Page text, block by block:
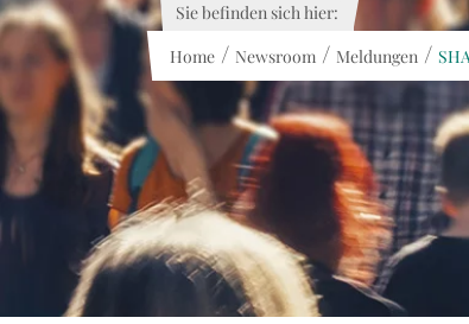
Sie befinden sich hier:
Home / Newsroom / Meldungen /